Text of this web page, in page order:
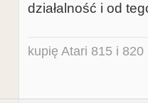
działalność i od
kupię Atari 815 i 820